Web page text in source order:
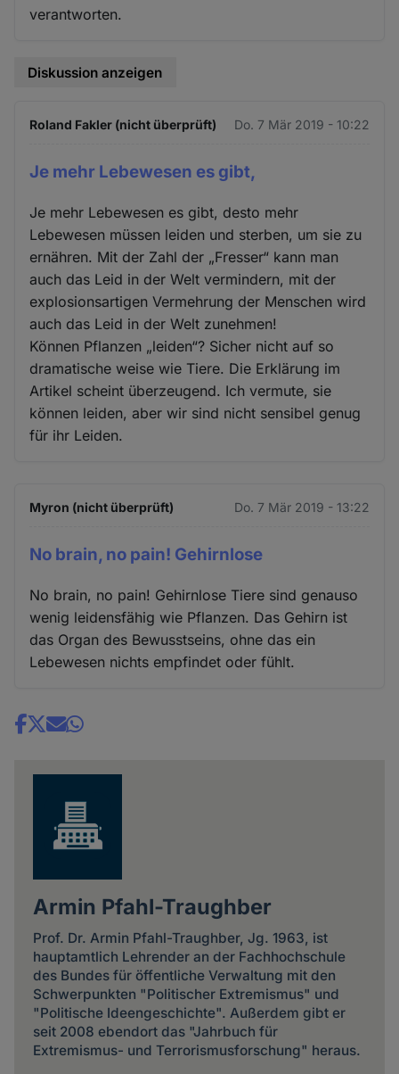
verantworten.
Diskussion anzeigen
Roland Fakler (nicht überprüft) Do. 7 Mär 2019 - 10:22
Je mehr Lebewesen es gibt,
Je mehr Lebewesen es gibt, desto mehr
Lebewesen müssen leiden und sterben, um sie zu
ernähren. Mit der Zahl der „Fresser“ kann man
auch das Leid in der Welt vermindern, mit der
explosionsartigen Vermehrung der Menschen wird
auch das Leid in der Welt zunehmen!
Können Pflanzen „leiden“? Sicher nicht auf so
dramatische weise wie Tiere. Die Erklärung im
Artikel scheint überzeugend. Ich vermute, sie
können leiden, aber wir sind nicht sensibel genug
für ihr Leiden.
Myron (nicht überprüft) Do. 7 Mär 2019 - 13:22
No brain, no pain! Gehirnlose
No brain, no pain! Gehirnlose Tiere sind genauso
wenig leidensfähig wie Pflanzen. Das Gehirn ist
das Organ des Bewusstseins, ohne das ein
Lebewesen nichts empfindet oder fühlt.
Share
Armin Pfahl-Traughber
Prof. Dr. Armin Pfahl-Traughber, Jg. 1963, ist
hauptamtlich Lehrender an der Fachhochschule
des Bundes für öffentliche Verwaltung mit den
Schwerpunkten "Politischer Extremismus" und
"Politische Ideengeschichte". Außerdem gibt er
seit 2008 ebendort das "Jahrbuch für
Extremismus- und Terrorismusforschung" heraus.